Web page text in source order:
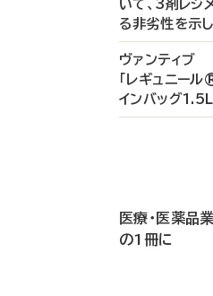
いて、3剤レ
る非劣性を示
ヴァンティブ
「レギュニー
インバッグ
医療・医薬品
の1冊に